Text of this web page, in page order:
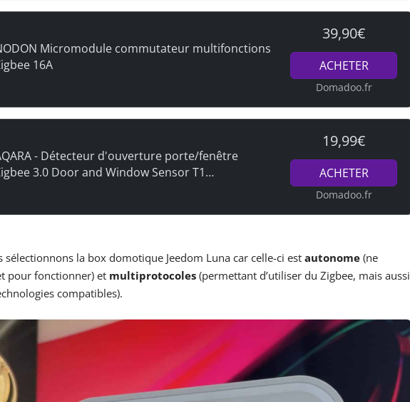
Micromodule commutateur multifonctions
16A
39,90€
ACHETER
Domadoo.fr
- Détecteur d'ouverture porte/fenêtre
3.0 Door and Window Sensor T1
19,99€
ACHETER
Domadoo.fr
sélectionnons la box domotique Jeedom Luna car celle-ci est autonome(ne
pour fonctionner) et multiprotocoles (permettant d’utiliser du Zigbee, mais aussi
compatibles).